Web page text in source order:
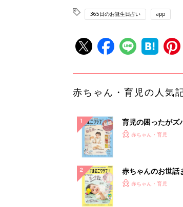
365日のお誕生日占い app
赤ちゃん・育児の人気
育児の困ったがズ
『ひよこクラブ
赤ちゃん・育児
赤ちゃんのお世話
てのひよこクラブ
赤ちゃん・育児